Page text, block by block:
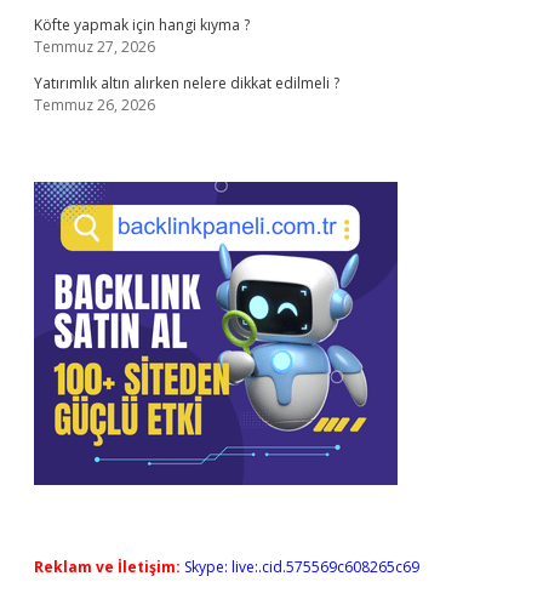
Köfte yapmak için hangi kıyma ?
Temmuz 27, 2026
Yatırımlık altın alırken nelere dikkat edilmeli ?
Temmuz 26, 2026
Reklam ve İletişim: Skype: live:.cid.575569c608265c69